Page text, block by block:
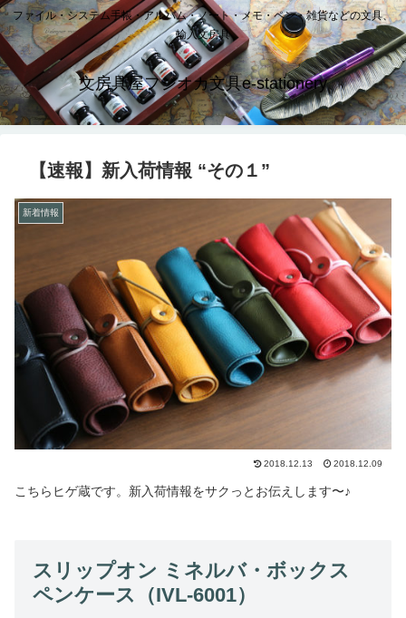
ファイル・システム手帳・アルバム・ノート・メモ・ペン・雑貨などの文具、
輸入文房具
文房具屋フジオカ文具e-stationery
【速報】新入荷情報 “その１”
新着情報
2018.12.13 2018.12.09
こちらヒゲ蔵です。新入荷情報をサクっとお伝えします〜♪
スリップオン ミネルバ・ボックス
ペンケース（IVL-6001）